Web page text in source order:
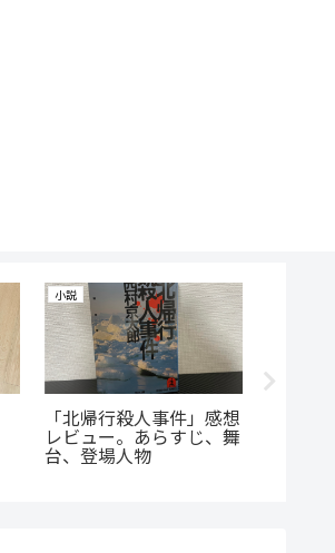
小説
「北帰行殺人事件」感想
レビュー。あらすじ、舞
台、登場人物